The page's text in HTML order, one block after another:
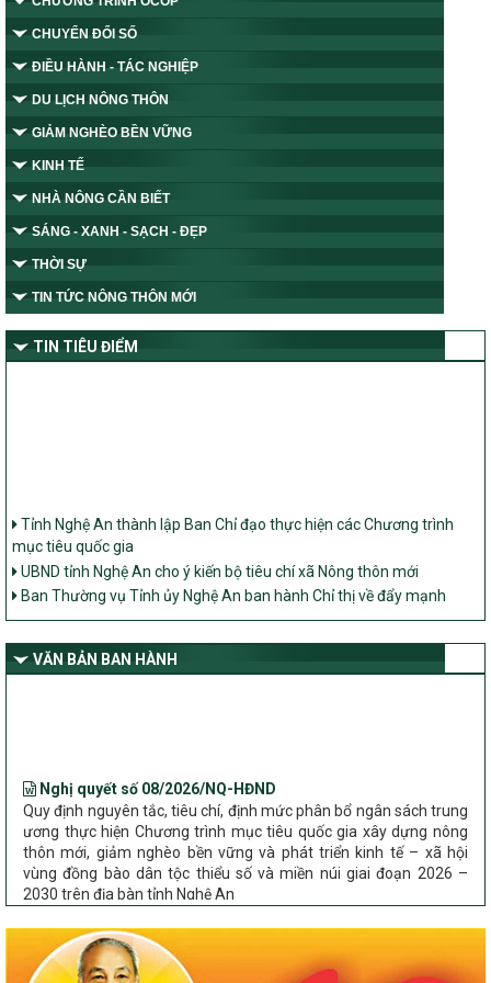
CHUYỂN ĐỔI SỐ
ĐIỀU HÀNH - TÁC NGHIỆP
DU LỊCH NÔNG THÔN
GIẢM NGHÈO BỀN VỮNG
KINH TẾ
NHÀ NÔNG CẦN BIẾT
SÁNG - XANH - SẠCH - ĐẸP
THỜI SỰ
TIN TỨC NÔNG THÔN MỚI
TIN TIÊU ĐIỂM
mục tiêu quốc gia
UBND tỉnh Nghệ An cho ý kiến bộ tiêu chí xã Nông thôn mới
Ban Thường vụ Tỉnh ủy Nghệ An ban hành Chỉ thị về đẩy mạnh
thực hiện Chương trình mục tiêu quốc gia xây dựng nông thôn mới,
giảm nghèo bền vững và phát triển kinh tế – xã hội vùng đồng bào
dân tộc thiểu số và miền núi giai đoạn 2026 – 2030 trên địa bàn tỉnh
Nghệ An
VĂN BẢN BAN HÀNH
Quy định nguyên tắc, tiêu chí, định mức phân bổ ngân sách trung
ương thực hiện Chương trình mục tiêu quốc gia xây dựng nông
thôn mới, giảm nghèo bền vững và phát triển kinh tế – xã hội
vùng đồng bào dân tộc thiểu số và miền núi giai đoạn 2026 –
2030 trên địa bàn tỉnh Nghệ An
Chỉ Thị số 22-CT/TU
về đẩy mạnh thực hiện Chương trình mục tiêu quốc gia xây dựng
nông thôn mới, giảm nghèo bền vững và phát triển kinh tế – xã
hội vùng đồng bào dân tộc thiểu số và miền núi giai đoạn 2026 –